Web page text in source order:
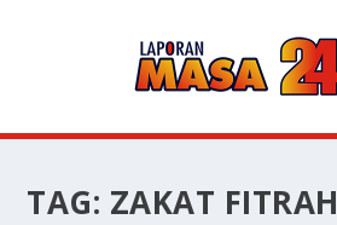
TAG: ZAKAT FITRAH